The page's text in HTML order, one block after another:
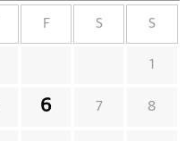
F S S
1
6 7 8